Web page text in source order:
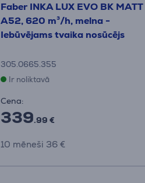
Faber INKA LUX EVO BK MATT
A52, 620 m³/h, melna -
Iebūvējams tvaika nosūcējs
305.0665.355
Ir noliktavā
Cena:
339.99 €
10 mēneši 36 €